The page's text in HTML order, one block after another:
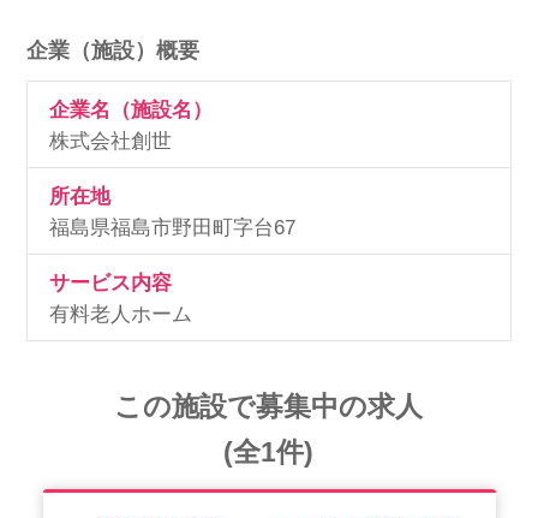
企業（施設）概要
企業名（施設名）
株式会社創世
所在地
福島県福島市野田町字台67
サービス内容
有料老人ホーム
この施設で募集中の求人
(全1件)